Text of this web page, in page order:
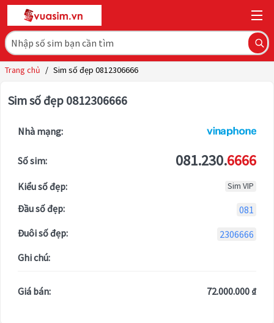
Trang chủ / Sim số đẹp 0812306666
Sim số đẹp 0812306666
Nhà mạng:
Số sim: 081.230.6666
Kiểu số đẹp: Sim VIP
Đầu số đẹp:
081
Đuôi số đẹp:
2306666
Ghi chú:
Giá bán: 72.000.000 ₫